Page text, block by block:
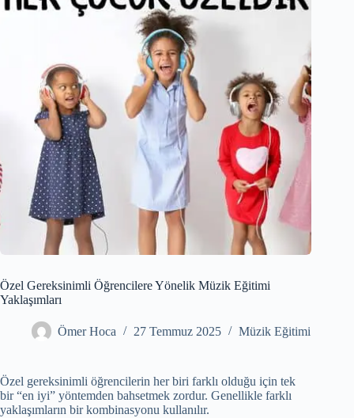
Özel Gereksinimli Öğrencilere Yönelik Müzik Eğitimi
Yaklaşımları
Ömer Hoca 27 Temmuz 2025 Müzik Eğitimi
Özel gereksinimli öğrencilerin her biri farklı olduğu için tek
bir “en iyi” yöntemden bahsetmek zordur. Genellikle farklı
yaklaşımların bir kombinasyonu kullanılır.